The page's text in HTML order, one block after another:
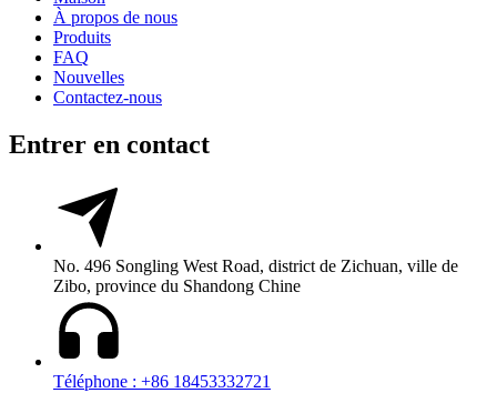
À propos de nous
Produits
FAQ
Nouvelles
Contactez-nous
Entrer en contact
No. 496 Songling West Road, district de Zichuan, ville de
Zibo, province du Shandong Chine
Téléphone : +86 18453332721